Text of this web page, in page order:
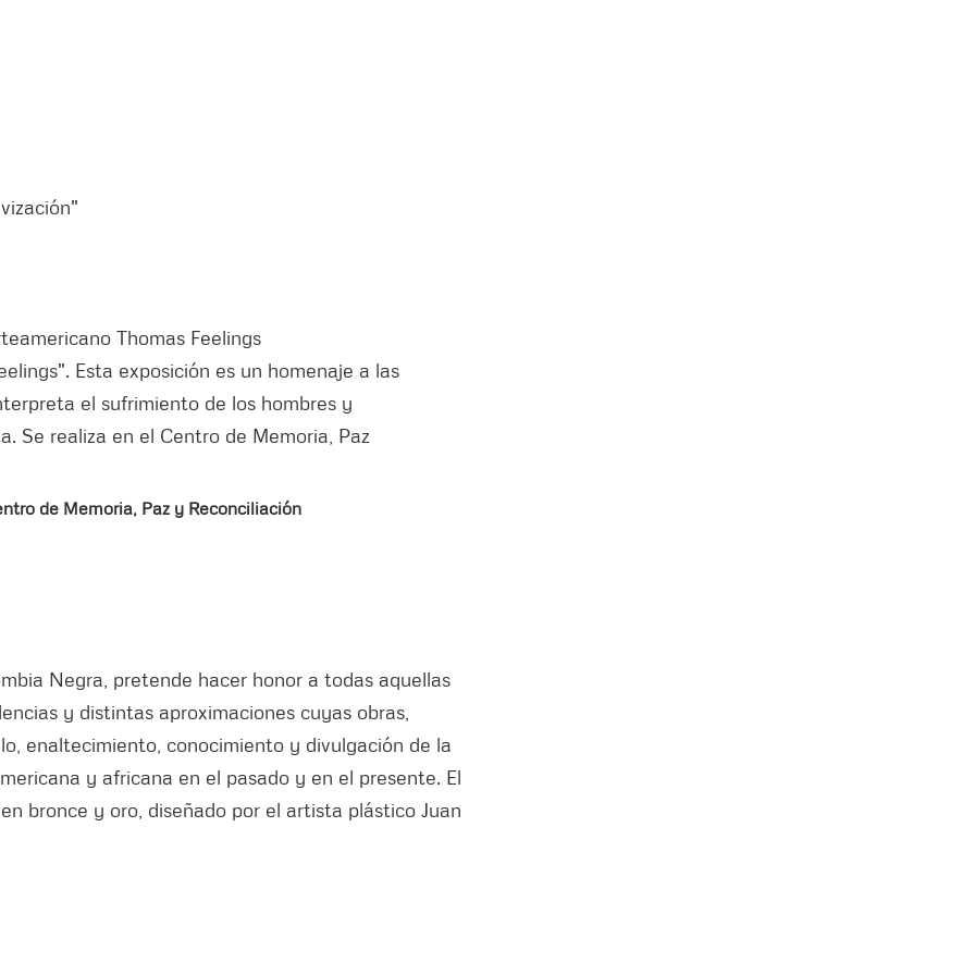
Thomas Feelings
Esta exposición es un homenaje a las
el sufrimiento de los hombres y
Se realiza en el Centro de Memoria, Paz
de Memoria, Paz y Reconciliación
Negra, pretende hacer honor a todas aquellas
y distintas aproximaciones cuyas obras,
enaltecimiento, conocimiento y divulgación de la
y africana en el pasado y en el presente. El
bronce y oro, diseñado por el artista plástico Juan